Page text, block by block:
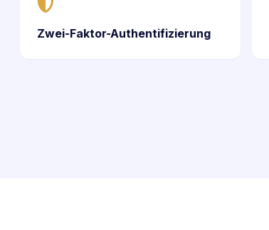
Zwei-Faktor-Authentifizierung